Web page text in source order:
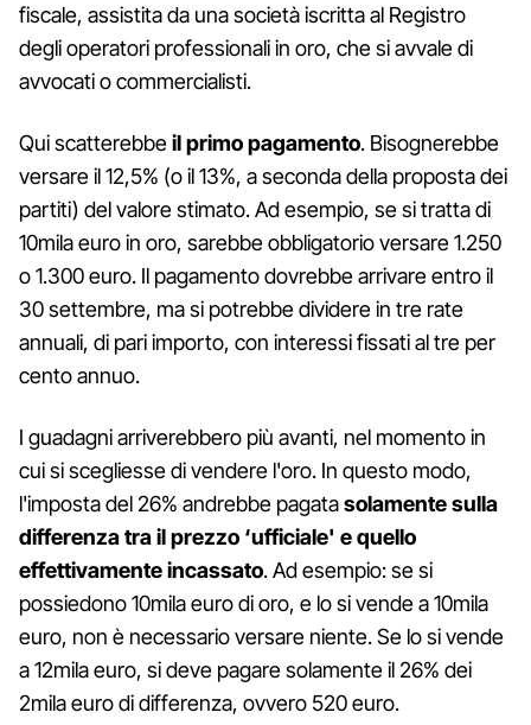
fiscale, assistita da una società iscritta al Registro
degli operatori professionali in oro, che si avvale di
avvocati o commercialisti.
Qui scatterebbeil primo pagamento. Bisognerebbe
versare il 12,5% (o il 13%, a seconda della proposta dei
partiti) del valore stimato. Ad esempio, se si tratta di
10mila euro in oro, sarebbe obbligatorio versare 1.250
o 1.300 euro. Il pagamento dovrebbe arrivare entro il
30 settembre, ma si potrebbe dividere in tre rate
annuali, di pari importo, con interessi fissati al tre per
cento annuo.
I guadagni arriverebbero più avanti, nel momento in
cui si scegliesse di vendere l'oro. In questo modo,
l'imposta del 26% andrebbe pagatasolamente sulla
differenza tra il prezzo ‘ufficiale' e quello
effettivamente incassato. Ad esempio: se si
possiedono 10mila euro di oro, e lo si vende a 10mila
euro, non è necessario versare niente. Se lo si vende
a 12mila euro, si deve pagare solamente il 26% dei
2mila euro di differenza, ovvero 520 euro.